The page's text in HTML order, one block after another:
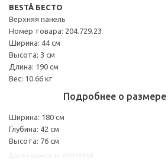
BESTÅ БЕСТО
Верхняя панель
Номер товара: 204.729.23
Ширина: 44 см
Высота: 3 см
Длина: 190 см
Вес: 10.66 кг
Подробнее о размере
Ширина: 180 см
Глубина: 42 см
Высота: 76 см